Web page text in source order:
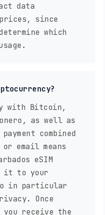
data
since
which
with Bitcoin,
as well as
combined
email means
eSIM
it to your
in particular
Once
you receive the